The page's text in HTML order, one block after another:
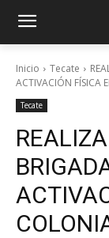
Inicio Tecate
ACTIVACIÓN FÍSICA
Tecate